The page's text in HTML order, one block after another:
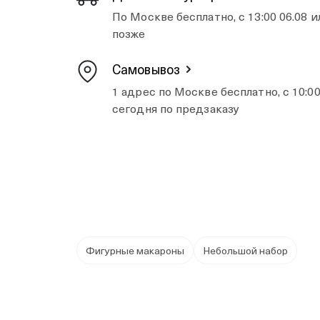
По Москве бесплатно, с 13:00 06.08
позже
Самовывоз
1 адрес по Москве бесплатно, с 10:00
сегодня по предзаказу
Фигурные макароны Небольшой набор